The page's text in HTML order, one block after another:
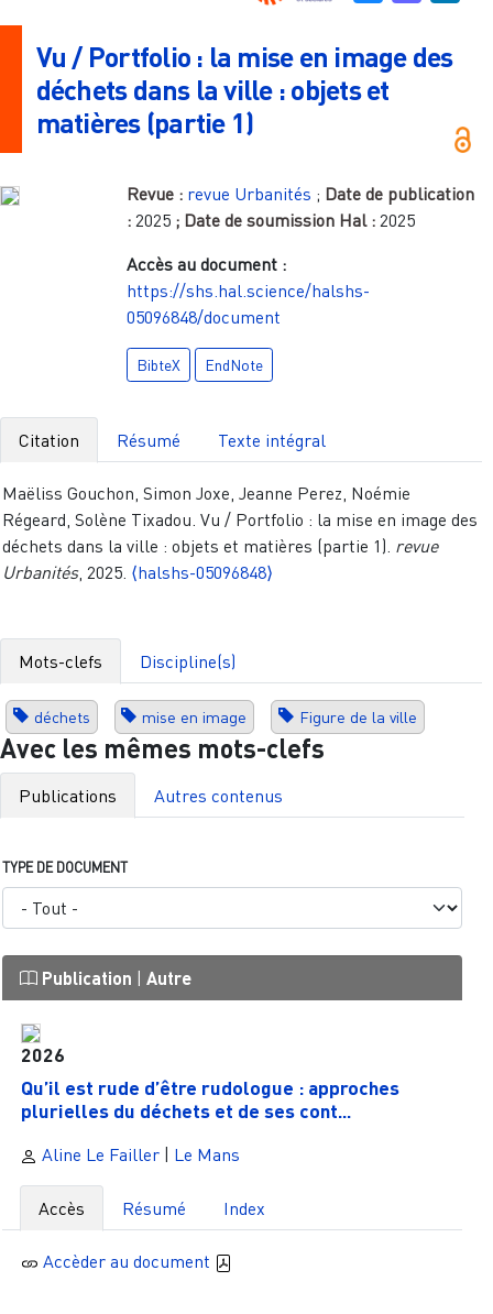
Vu / Portfolio : la mise en image des
déchets dans la ville : objets et
matières (partie 1)
Revue : revue Urbanités ; Date de publication
: 2025 ; Date de soumission Hal : 2025
Accès au document :
https://shs.hal.science/halshs-
05096848/document
BibteX EndNote
Citation Résumé Texte intégral
Maëliss Gouchon, Simon Joxe, Jeanne Perez, Noémie
Régeard, Solène Tixadou. Vu / Portfolio : la mise en image des
déchets dans la ville : objets et matières (partie 1). revue
Urbanités, 2025. ⟨halshs-05096848⟩
Mots-clefs Discipline(s)
déchets mise en image Figure de la ville
Avec les mêmes mots-clefs
Publications Autres contenus
TYPE DE DOCUMENT
Publication | Autre
2026
Qu’il est rude d’être rudologue : approches
plurielles du déchets et de ses cont...
Aline Le Failler| Le Mans
Accès Résumé Index
Accèder au document